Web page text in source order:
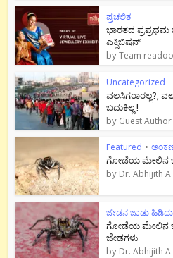
ಪ್ರಚಲಿತ
ಭಾರತದ ಪ್ರಪ್ರಥಮ
ಎಕ್ಸಿಬಿಷನ್
byTeam
Uncategorized
ವಲಸಿಗರಾರಲ್ಲ?,
ಬದುಕಿಲ್ಲ !
by Guest Author
Featured •
ಗೋಡೆಯ ಮೇಲಿನ
by Dr. Abhijith A
ಜೇಡನ ಜಾಡು
ಗೋಡೆಯ ಮೇಲಿನ
ಜೇಡಗಳು
by Dr. Abhijith A